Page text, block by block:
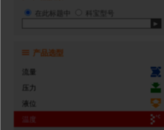
在此标题中 科宝型号
产品选型
流量
压力
液位
温度